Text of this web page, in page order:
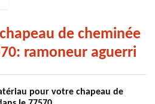
de cheminée
ramoneur aguerri
pour votre chapeau de